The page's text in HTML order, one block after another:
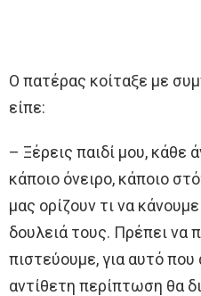
Ο πατέρας κοίταξε με
είπε:
– Ξέρεις παιδί μου,
κάποιο όνειρο, κάποιο
μας ορίζουν τι να
δουλειά τους. Πρέπει να
πιστεύουμε, για αυτό
αντίθετη περίπτωση θα